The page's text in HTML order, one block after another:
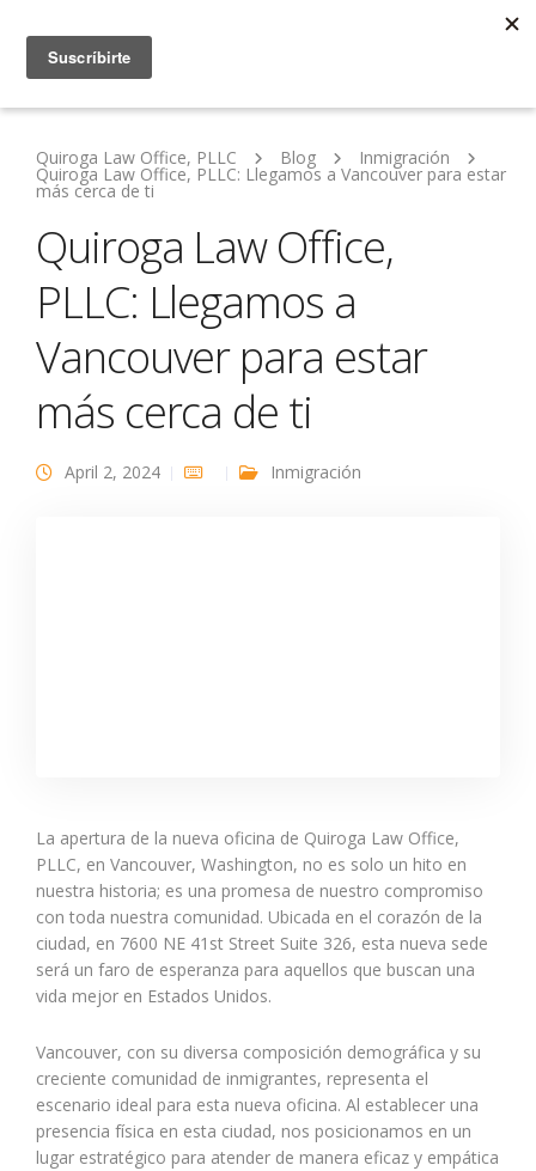
Quiroga Law Office, PLLC Blog Inmigración
Quiroga Law Office, PLLC: Llegamos a Vancouver para estar
más cerca de ti
Quiroga Law Office,
PLLC: Llegamos a
Vancouver para estar
más cerca de ti
April 2, 2024 Inmigración
La apertura de la nueva oficina de Quiroga Law Office,
PLLC, en Vancouver, Washington, no es solo un hito en
nuestra historia; es una promesa de nuestro compromiso
con toda nuestra comunidad. Ubicada en el corazón de la
ciudad, en 7600 NE 41st Street Suite 326, esta nueva sede
será un faro de esperanza para aquellos que buscan una
vida mejor en Estados Unidos.
Vancouver, con su diversa composición demográfica y su
creciente comunidad de inmigrantes, representa el
escenario ideal para esta nueva oficina. Al establecer una
presencia física en esta ciudad, nos posicionamos en un
lugar estratégico para atender de manera eficaz y empática